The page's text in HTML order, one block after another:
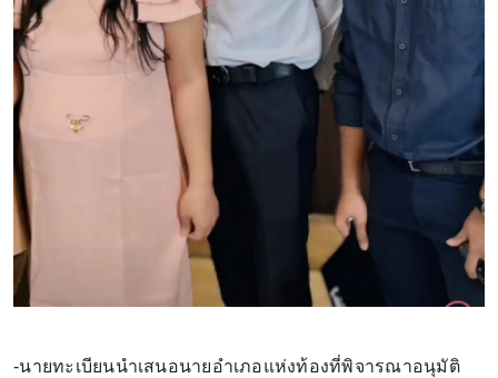
-นายทะเบียนนำเสนอนายอำเภอแห่งท้องที่พิจารณาอนุมัติ